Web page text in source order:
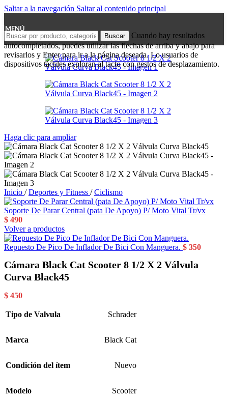
Saltar a la navegación Saltar al contenido principal
MENÚ
Buscar
Cuando hay resultados
autocompletados, puedes utilizar las flechas de arriba y abajo para
revisarlos y Enter para ir a la página deseada. Lo usuarios de
dispositivos táctiles exploran al tacto con gestos de desplazamiento.
Haga clic para ampliar
Inicio / Deportes y Fitness / Ciclismo
Soporte De Parar Central (pata De Apoyo) P/ Moto Vital Tr/vx
$ 490
Volver a productos
Repuesto De Pico De Inflador De Bici Con Manguera. $ 350
Cámara Black Cat Scooter 8 1/2 X 2 Válvula
Curva Black45
$ 450
Tipo de Valvula Schrader
Marca Black Cat
Condición del ítem Nuevo
Modelo Scooter